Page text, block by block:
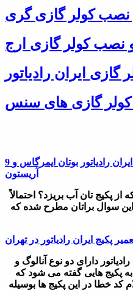
نصب کولر گازی گری
نصب کولر گازی ارج
ایران رادیاتور
گازی های سنس
9 دلیل چکه آب از پکیج دیواری ایران رادیاتور بوتان ایمرگاس و
آریستون
از پکیج تان آب بریزد؟ احتمالاً
سوال براتان مطرح شده که
پکیج ایران رادیاتور در تهران
دارای دو نوع آنالوگ و
به پکیج هایی گفته می شود که
خطا در این پکیج ها بوسیله